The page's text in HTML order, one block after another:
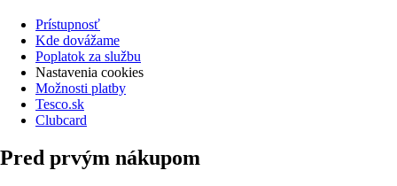
Prístupnosť
Kde dovážame
Poplatok za službu
Nastavenia cookies
Možnosti platby
Tesco.sk
Clubcard
Pred prvým nákupom